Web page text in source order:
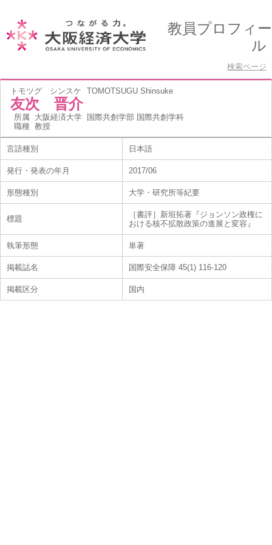
教員プロフィー
ル
検索ページ
トモツグ シンスケ TOMOTSUGU Shinsuke
友次 晋介
所属 大阪経済大学 国際共創学部 国際共創学科
職種 教授
言語種別 日本語
発行・発表の年月 2017/06
形態種別 大学・研究所等紀要
標題
［書評］新垣拓著『ジョンソン政権に
おける核不拡散政策の進展と変容』
執筆形態 単著
掲載誌名 国際安全保障 45(1) 116-120
掲載区分 国内